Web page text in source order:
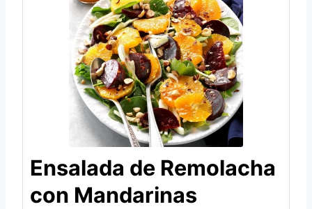
Ensalada de Remolacha
con Mandarinas